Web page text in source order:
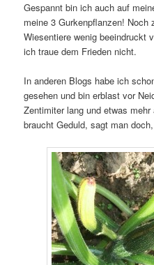
Gespannt bin ich auch auf
meine 3 Gurkenpflanzen! Noch
Wiesentiere wenig beeindruckt
ich traue dem Frieden nicht.
In anderen Blogs habe ich
gesehen und bin erblast vor
Zentimiter lang und etwas
braucht Geduld, sagt man